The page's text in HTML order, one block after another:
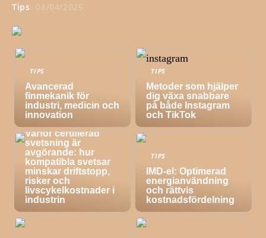
Tips 08/04/2025
TIPS
Avancerad
finmekanik för
industri, medicin och
innovation
TIPS
Metoder som hjälper
dig växa snabbare
på både Instagram
och TikTok
TIPS
Varför certifierad
svetsning är
avgörande: hur
kompatibla svetsar
minskar driftstopp,
risker och
livscykelkostnader i
industrin
TIPS
IMD-el: Optimerad
energianvändning
och rättvis
kostnadsfördelning